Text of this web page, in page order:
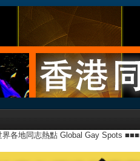
界各地同志熱點 Global Gay Spots